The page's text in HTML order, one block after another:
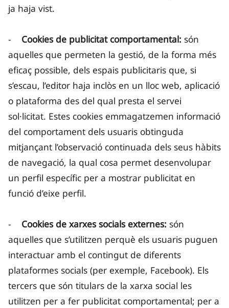
ja haja vist.
- Cookies de publicitat comportamental: són
aquelles que permeten la gestió, de la forma més
eficaç possible, dels espais publicitaris que, si
s’escau, l’editor haja inclòs en un lloc web, aplicació
o plataforma des del qual presta el servei
sol·licitat. Estes cookies emmagatzemen informació
del comportament dels usuaris obtinguda
mitjançant l’observació continuada dels seus hàbits
de navegació, la qual cosa permet desenvolupar
un perfil específic per a mostrar publicitat en
funció d’eixe perfil.
- Cookies de xarxes socials externes: són
aquelles que s’utilitzen perquè els usuaris puguen
interactuar amb el contingut de diferents
plataformes socials (per exemple, Facebook). Els
tercers que són titulars de la xarxa social les
utilitzen per a fer publicitat comportamental; per a